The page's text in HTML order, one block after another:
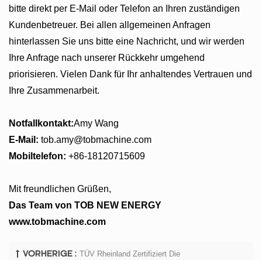
bitte direkt per E-Mail oder Telefon an Ihren zuständigen
Kundenbetreuer. Bei allen allgemeinen Anfragen
hinterlassen Sie uns bitte eine Nachricht, und wir werden
Ihre Anfrage nach unserer Rückkehr umgehend
priorisieren. Vielen Dank für Ihr anhaltendes Vertrauen und
Ihre Zusammenarbeit.
Notfallkontakt:Amy Wang
E-Mail: tob.amy@tobmachine.com
Mobiltelefon: +86-18120715609
Mit freundlichen Grüßen,
Das Team von TOB NEW ENERGY
www.tobmachine.com
VORHERIGE : TÜV Rheinland Zertifiziert Die